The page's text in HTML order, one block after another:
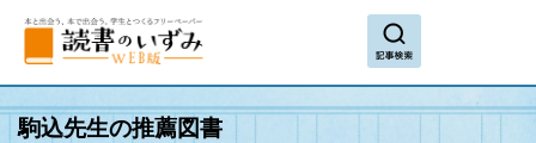
search
駒込先生の推薦図書